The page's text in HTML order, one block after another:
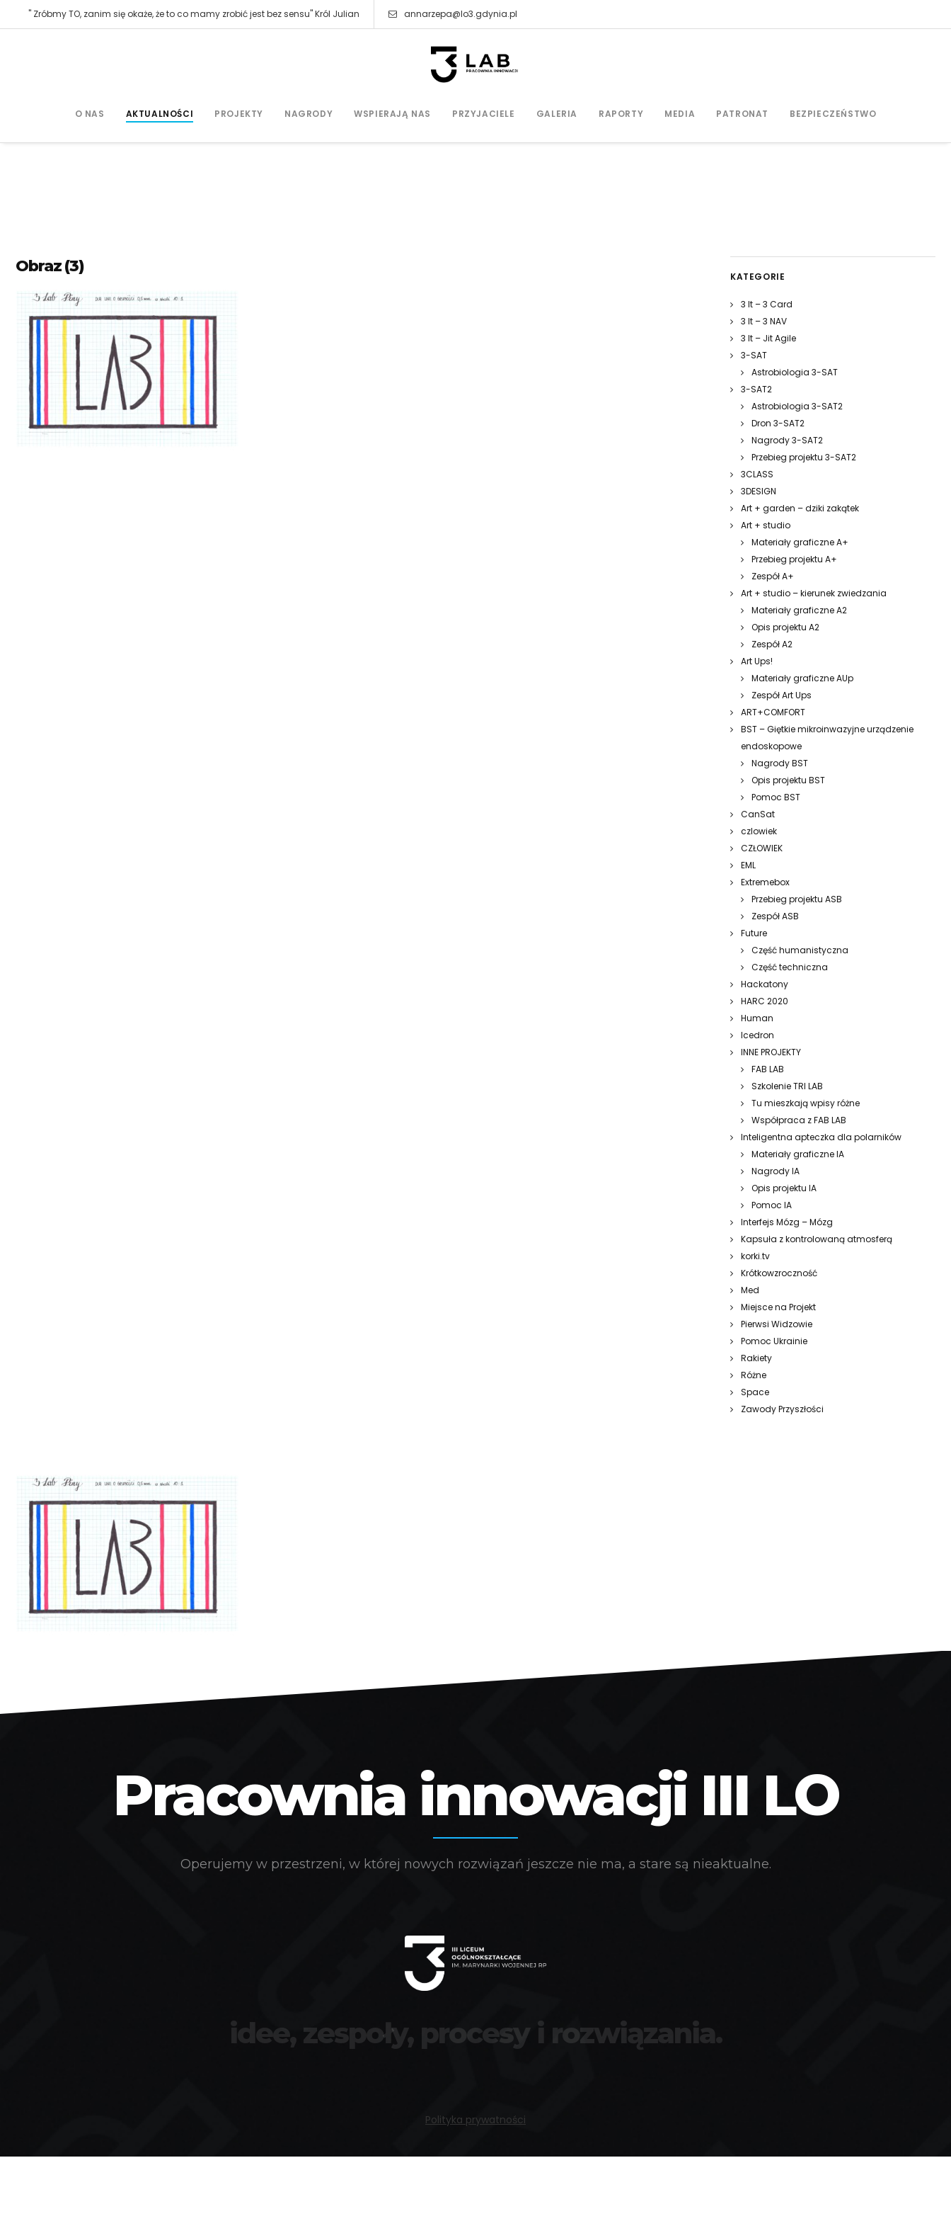
" Zróbmy TO, zanim się okaże, że to co mamy zrobić jest bez sensu" Król Julian annarzepa@lo3.gdynia.pl
O NAS AKTUALNOŚCI PROJEKTY NAGRODY WSPIERAJĄ NAS PRZYJACIELE GALERIA RAPORTY MEDIA PATRONAT BEZPIECZEŃSTWO
Obraz (3)
KATEGORIE
3 It – 3 Card
3 It – 3 NAV
3 It – Jit Agile
3-SAT
Astrobiologia 3-SAT
3-SAT2
Astrobiologia 3-SAT2
Dron 3-SAT2
Nagrody 3-SAT2
Przebieg projektu 3-SAT2
3CLASS
3DESIGN
Art + garden – dziki zakątek
Art + studio
Materiały graficzne A+
Przebieg projektu A+
Zespół A+
Art + studio – kierunek zwiedzania
Materiały graficzne A2
Opis projektu A2
Zespół A2
Art Ups!
Materiały graficzne AUp
Zespół Art Ups
ART+COMFORT
BST – Giętkie mikroinwazyjne urządzenie
endoskopowe
Nagrody BST
Opis projektu BST
Pomoc BST
CanSat
czlowiek
CZŁOWIEK
EML
Extremebox
Przebieg projektu ASB
Zespół ASB
Future
Część humanistyczna
Część techniczna
Hackatony
HARC 2020
Human
Icedron
INNE PROJEKTY
FAB LAB
Szkolenie TRI LAB
Tu mieszkają wpisy różne
Współpraca z FAB LAB
Inteligentna apteczka dla polarników
Materiały graficzne IA
Nagrody IA
Opis projektu IA
Pomoc IA
Interfejs Mózg – Mózg
Kapsuła z kontrolowaną atmosferą
korki.tv
Krótkowzroczność
Med
Miejsce na Projekt
Pierwsi Widzowie
Pomoc Ukrainie
Rakiety
Różne
Space
Zawody Przyszłości
Pracownia innowacji III LO
Operujemy w przestrzeni, w której nowych rozwiązań jeszcze nie ma, a stare są nieaktualne.
idee, zespoły, procesy i rozwiązania.
Polityka prywatności